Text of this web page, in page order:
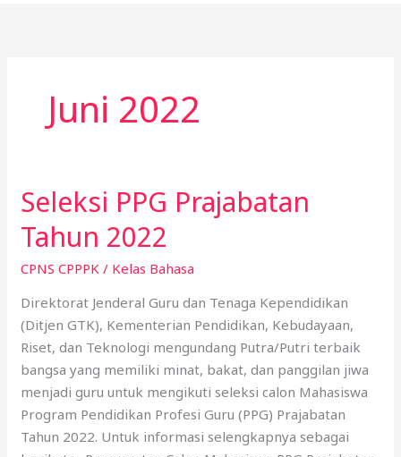
Juni 2022
Seleksi PPG Prajabatan
Tahun 2022
CPNS CPPPK / Kelas Bahasa
Direktorat Jenderal Guru dan Tenaga Kependidikan
(Ditjen GTK), Kementerian Pendidikan, Kebudayaan,
Riset, dan Teknologi mengundang Putra/Putri terbaik
bangsa yang memiliki minat, bakat, dan panggilan jiwa
menjadi guru untuk mengikuti seleksi calon Mahasiswa
Program Pendidikan Profesi Guru (PPG) Prajabatan
Tahun 2022. Untuk informasi selengkapnya sebagai
Seleksi
PPG
Prajabatan
Tahun